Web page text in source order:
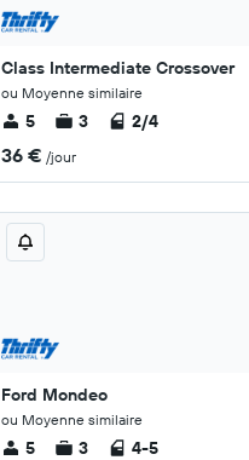
Class Intermediate Crossover
ou Moyenne similaire
5 3 2/4
36 € /jour
Ford Mondeo
ou Moyenne similaire
5 3 4-5